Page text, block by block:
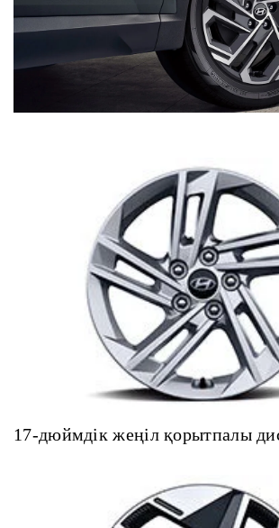
17-дюймдік жеңіл қорытпалы